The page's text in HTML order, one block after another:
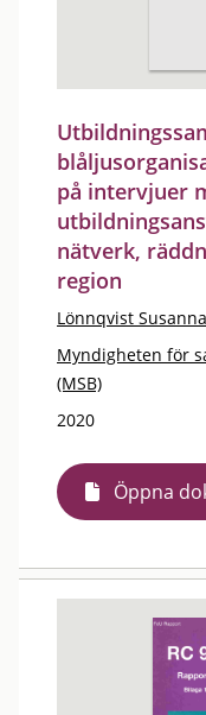
på intervjuer
nätverk,
region
Lönnqvist Susanna
Myndigheten för
(MSB)
2020
Öppna